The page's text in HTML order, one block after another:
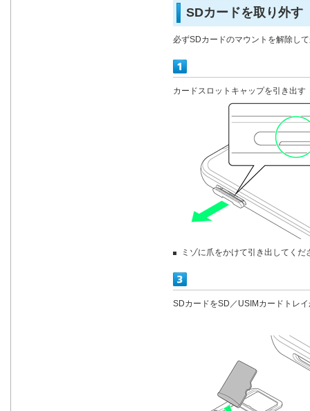
SDカードを取り外す
必ずSDカードのマウントを解除し
カードスロットキャップを引き出す
ミゾに爪をかけて引き出してくだ
SDカードをSD／USIMカードトレ